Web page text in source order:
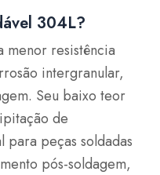
304L?
menor resistência
intergranular,
Seu baixo teor
de
peças soldadas
pós-soldagem,